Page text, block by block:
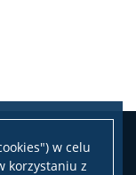
w celu
korzystaniu z